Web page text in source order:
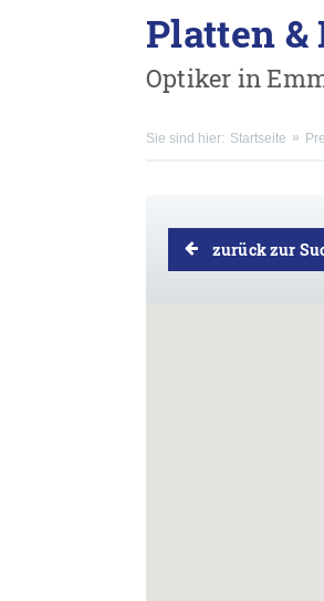
Platten &
Optiker in
Sie sind hier: Startseite
zurück zur